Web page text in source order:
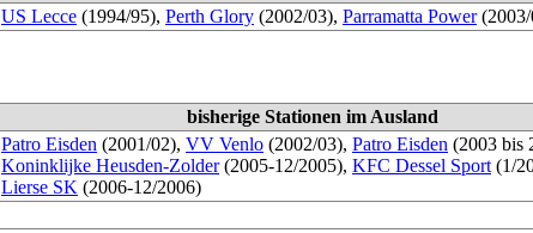
US Lecce (1994/95), Perth Glory (2002/03), Parramatta Power(2003/
bisherige Stationen im Ausland
Patro Eisden (2001/02), VV Venlo (2002/03), Patro Eisden (2003 bis
Koninklijke Heusden-Zolder(2005-12/2005), KFC Dessel Sport (1/
Lierse SK (2006-12/2006)